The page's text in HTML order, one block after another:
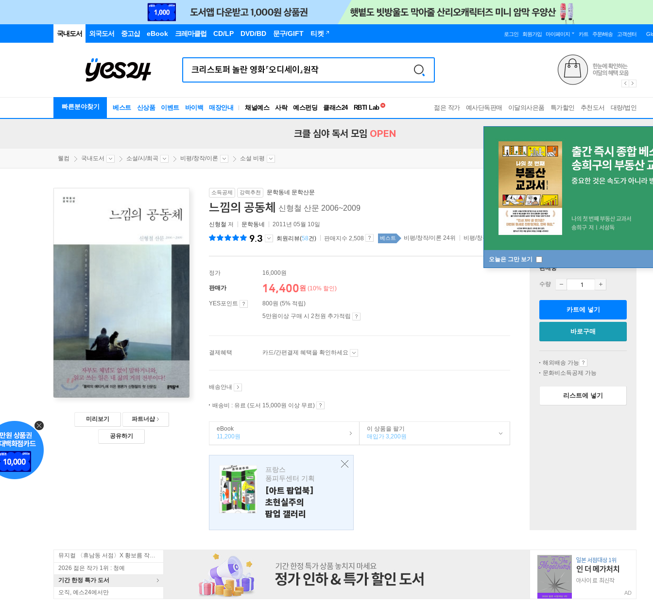
국내도서 외국도서 중고샵 eBook 크레마클럽 CD/LP DVD/BD 문구/GIFT 티켓 로그인 회원가입 마이페이지 카트 주문/배송 고객센터
빠른분야찾기 베스트 신상품 이벤트 바이백 매장안내 채널예스 사락 예스펀딩 클래스24
RBTI Lab
독서유형검사
젊은 작가 예사단독판매 이달의사은품 특가할인 추천도서 대량/법인
오늘은 그만 보기
크클 심야 독서 모임 OPEN
웰컴 국내도서 소설/시/희곡 비평/창작/이론 소설 비평
미리보기 파트너샵
공유하기
소득공제 강력추천 문학동네 문학산문
느낌의 공동체 신형철 산문 2006~2009
신형철 저 문학동네 2011년 05월 10일
9.3 회원리뷰(58건) 판매지수 2,508 베스트 비평/창작/이론 24위 비평/창작/이론 top20 114주
정가 16,000원
판매가 14,400원 (10% 할인)
YES포인트
800원 (5% 적립)
5만원이상 구매 시 2천원 추가적립
결제혜택 카드/간편결제 혜택을 확인하세요
배송안내
배송비 : 유료 (도서 15,000원 이상 무료)
eBook
11,200원
이 상품을 팔기
매입가 3,200원
프랑스
퐁피두센터 기획
[아트 팝업북]
초현실주의
팝업 갤러리
판매중
수량
카트에 넣기
바로구매
해외배송 가능
문화비소득공제 가능
리스트에 넣기
뮤지컬 〈휴남동 서점〉X 황보름 작가 북토크
2026 젊은 작가 1위 : 청예
기간 한정 특가 도서
오직, 예스24에서만
AD